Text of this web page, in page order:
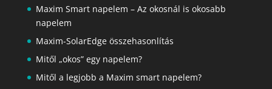
Maxim Smart napelem – Az okosnál is okosabb
napelem
Maxim-SolarEdge összehasonlítás
Mitől „okos” egy napelem?
Mitől a legjobb a Maxim smart napelem?